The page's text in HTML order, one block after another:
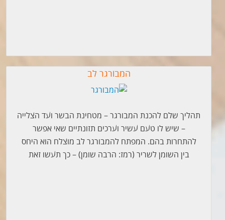
המבורגר לב
תהליך שלם להכנת המבורגר – מטחינת הבשר ועד הצלייה
– שיש לו טעם עשיר וערכים תזונתיים שאי אפשר
להתחרות בהם. המפתח להמבורגר לב מוצלח הוא היחס
בין השומן לשריר (רמז: הרבה שומן) – כך תעשו זאת